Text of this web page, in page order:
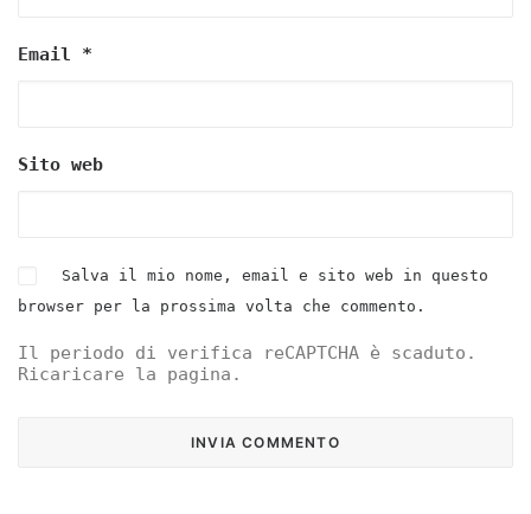
Email *
Sito web
Salva il mio nome, email e sito web in questo
browser per la prossima volta che commento.
Il periodo di verifica reCAPTCHA è scaduto.
Ricaricare la pagina.